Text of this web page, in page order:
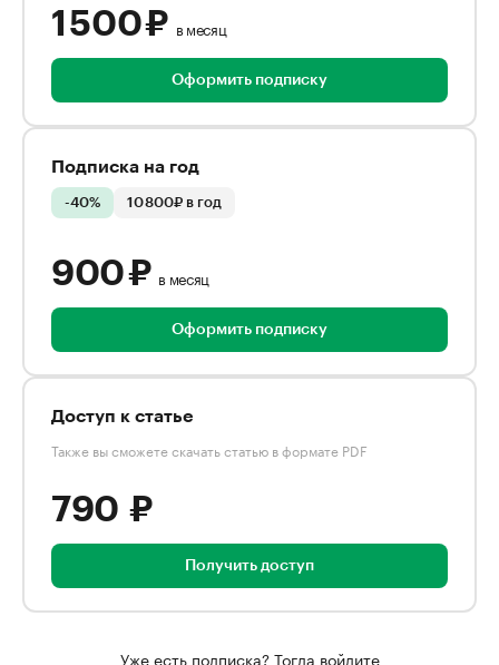
1 500 ₽ в месяц
Оформить подписку
Подписка на год
-40% 10 800₽ в год
900 ₽ в месяц
Оформить подписку
Доступ к статье
Также вы сможете скачать статью в формате PDF
790 ₽
Получить доступ
Уже есть подписка? Тогда войдите